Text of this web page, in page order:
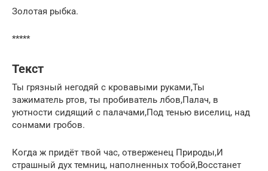
Золотая рыбка.
*****
Текст
Ты грязный негодяй с кровавыми руками,Ты
зажиматель ртов, ты пробиватель лбов,Палач, в
уютности сидящий с палачами,Под тенью виселиц, над
сонмами гробов.
Когда ж придёт твой час, отверженец Природы,И
страшный дух темниц, наполненных тобой,Восстанет